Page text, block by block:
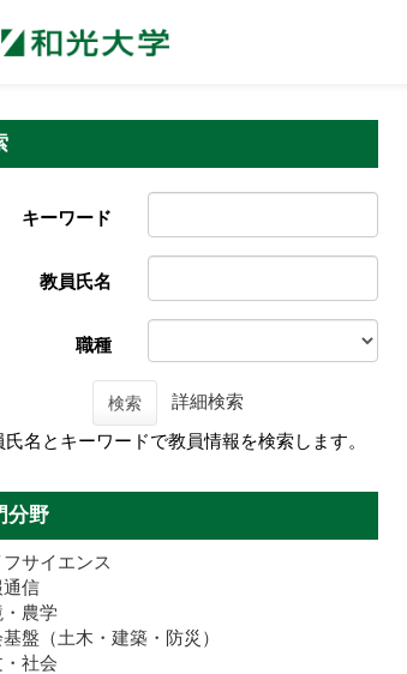
キーワード
教員氏名
職種
検索
詳細検索
氏名とキーワードで教員情報を検索します。
分野
フサイエンス
信
農学
盤（土木・建築・防災）
・社会